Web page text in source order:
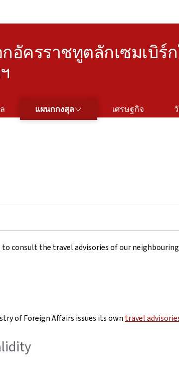
อัครราชทูตลักเซมเบิร์
แผนกกงสุล เศรษฐกิจ
consult the travel advisories of our
of Foreign Affairs issues its own travel